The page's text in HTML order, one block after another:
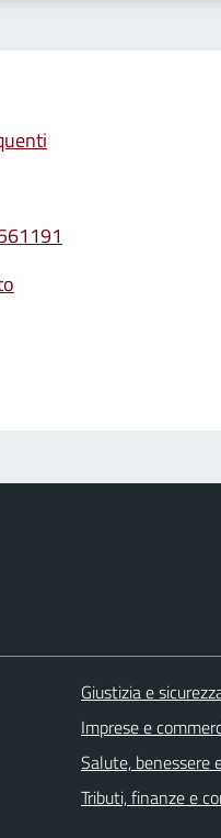
Giustizia e
Imprese e
Salute, benessere
Tributi, finanze e